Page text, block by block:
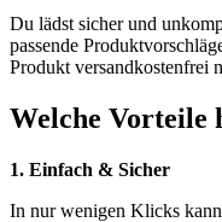
Du lädst sicher und
passende
Produkt versandkostenfrei
Welche Vorteile
1. Einfach & Sicher
In nur wenigen Klicks